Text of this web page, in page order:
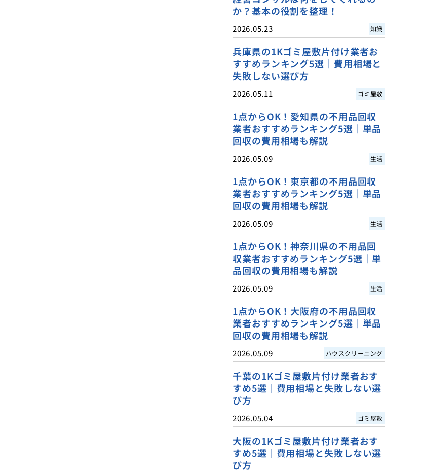
か？基本の役割を整理！
2026.05.23 知識
兵庫県の1Kゴミ屋敷片付け業者お
すすめランキング5選｜費用相場と
失敗しない選び方
2026.05.11 ゴミ屋敷
1点からOK！愛知県の不用品回収
業者おすすめランキング5選｜単品
回収の費用相場も解説
2026.05.09 生活
1点からOK！東京都の不用品回収
業者おすすめランキング5選｜単品
回収の費用相場も解説
2026.05.09 生活
1点からOK！神奈川県の不用品回
収業者おすすめランキング5選｜単
品回収の費用相場も解説
2026.05.09 生活
1点からOK！大阪府の不用品回収
業者おすすめランキング5選｜単品
回収の費用相場も解説
2026.05.09 ハウスクリーニング
千葉の1Kゴミ屋敷片付け業者おす
すめ5選｜費用相場と失敗しない選
び方
2026.05.04 ゴミ屋敷
大阪の1Kゴミ屋敷片付け業者おす
すめ5選｜費用相場と失敗しない選
び方